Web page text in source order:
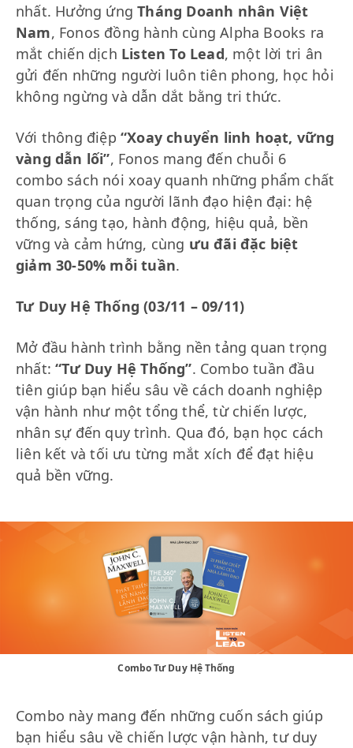
nhất. Hưởng ứngTháng Doanh nhân Việt
Nam, Fonos đồng hành cùng Alpha Books ra
mắt chiến dịch Listen To Lead, một lời tri ân
gửi đến những người luôn tiên phong, học hỏi
không ngừng và dẫn dắt bằng tri thức.
Với thông điệp “Xoay chuyển linh hoạt, vững
vàng dẫn lối”, Fonos mang đến chuỗi 6
combo sách nói xoay quanh những phẩm chất
quan trọng của người lãnh đạo hiện đại: hệ
thống, sáng tạo, hành động, hiệu quả, bền
vững và cảm hứng, cùng ưu đãi đặc biệt
giảm 30-50% mỗi tuần.
Tư Duy Hệ Thống (03/11 – 09/11)
Mở đầu hành trình bằng nền tảng quan trọng
nhất:“Tư Duy Hệ Thống”. Combo tuần đầu
tiên giúp bạn hiểu sâu về cách doanh nghiệp
vận hành như một tổng thể, từ chiến lược,
nhân sự đến quy trình. Qua đó, bạn học cách
liên kết và tối ưu từng mắt xích để đạt hiệu
quả bền vững.
Combo Tư Duy Hệ Thống
Combo này mang đến những cuốn sách giúp
bạn hiểu sâu về chiến lược vận hành, tư duy